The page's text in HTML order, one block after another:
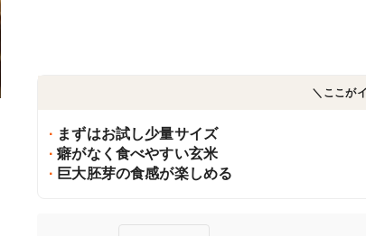
＼ここが
まずはお試し少量サイズ
癖がなく食べやすい玄米
巨大胚芽の食感が楽しめる